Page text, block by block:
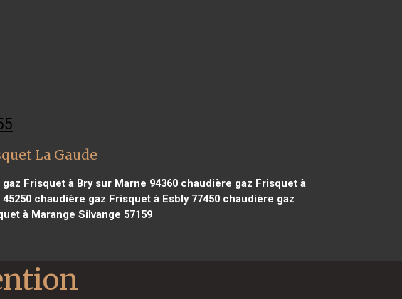
La Gaude
Frisquet à Bry sur Marne 94360chaudière gaz Frisquet à
chaudière gaz Frisquet à Esbly 77450 chaudière gaz
à Marange Silvange 57159